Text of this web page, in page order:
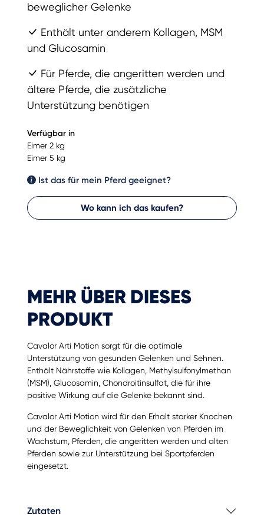
beweglicher Gelenke
Enthält unter anderem Kollagen, MSM
und Glucosamin
Für Pferde, die angeritten werden und
ältere Pferde, die zusätzliche
Unterstützung benötigen
Verfügbar in
Eimer 2 kg
Eimer 5 kg
Ist das für mein Pferd geeignet?
Wo kann ich das kaufen?
MEHR ÜBER DIESES
PRODUKT
Cavalor Arti Motion sorgt für die optimale
Unterstützung von gesunden Gelenken und Sehnen.
Enthält Nährstoffe wie Kollagen, Methylsulfonylmethan
(MSM), Glucosamin, Chondroitinsulfat, die für ihre
positive Wirkung auf die Gelenke bekannt sind.
Cavalor Arti Motion wird für den Erhalt starker Knochen
und der Beweglichkeit von Gelenken von Pferden im
Wachstum, Pferden, die angeritten werden und alten
Pferden sowie zur Unterstützung bei Sportpferden
eingesetzt.
Zutaten